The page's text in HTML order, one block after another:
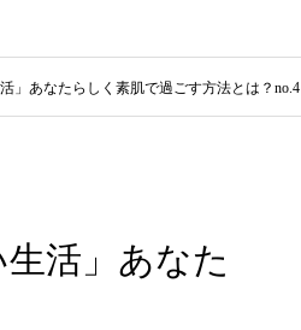
」あなたらしく素肌で過ごす方法とは？no.4
活」あなた